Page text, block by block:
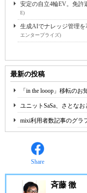
安定の自立4輪EV。免許
E)
生成AIでナレッジ管理
エンタープライズ)
最新の投稿
「in the looop」移転のお
ユニットSaSa、さとな
mixi利用者数記事のグラ
Share
斉藤 徹